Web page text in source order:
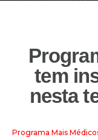
tem
nesta
Programa Mais